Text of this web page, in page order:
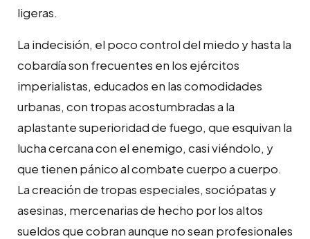
ligeras.
La indecisión, el poco control del miedo y hasta la
cobardía son frecuentes en los ejércitos
imperialistas, educados en las comodidades
urbanas, con tropas acostumbradas a la
aplastante superioridad de fuego, que esquivan la
lucha cercana con el enemigo, casi viéndolo, y
que tienen pánico al combate cuerpo a cuerpo.
La creación de tropas especiales, sociópatas y
asesinas, mercenarias de hecho por los altos
sueldos que cobran aunque no sean profesionales